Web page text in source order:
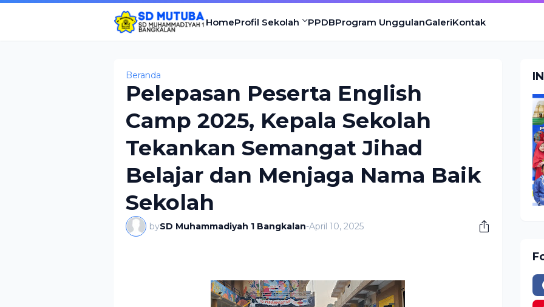
HomeProfil Sekolah PPDBProgram UnggulanGaleriKontak
Beranda
Pelepasan Peserta English
Camp 2025, Kepala Sekolah
Tekankan Semangat Jihad
Belajar dan Menjaga Nama Baik
Sekolah
bySD Muhammadiyah 1 Bangkalan-April 10, 2025